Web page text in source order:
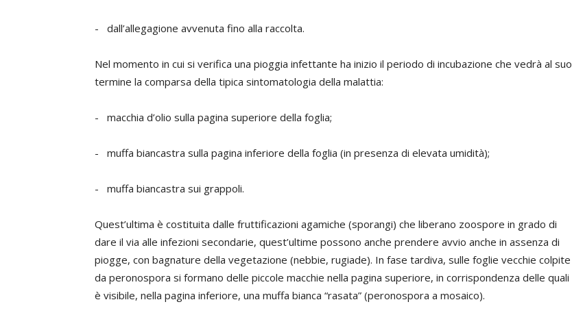
- dall’allegagione avvenuta fino alla raccolta.
Nel momento in cui si verifica una pioggia infettante ha inizio il periodo di incubazione che vedrà al suo
termine la comparsa della tipica sintomatologia della malattia:
- macchia d’olio sulla pagina superiore della foglia;
- muffa biancastra sulla pagina inferiore della foglia (in presenza di elevata umidità);
- muffa biancastra sui grappoli.
Quest’ultima è costituita dalle fruttificazioni agamiche (sporangi) che liberano zoospore in grado di
dare il via alle infezioni secondarie, quest’ultime possono anche prendere avvio anche in assenza di
piogge, con bagnature della vegetazione (nebbie, rugiade). In fase tardiva, sulle foglie vecchie colpite
da peronospora si formano delle piccole macchie nella pagina superiore, in corrispondenza delle quali
è visibile, nella pagina inferiore, una muffa bianca “rasata” (peronospora a mosaico).